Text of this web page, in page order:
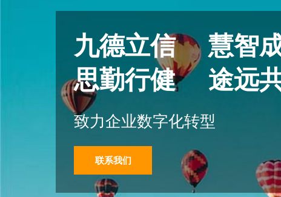
九德立信 慧智
思勤行健 途远
致力企业数字化转型
联系我们